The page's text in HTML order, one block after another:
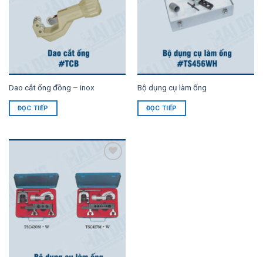
Dao cắt ống đồng – inox
ĐỌC TIẾP
Bộ dụng cụ làm ống
ĐỌC TIẾP
Wishlist